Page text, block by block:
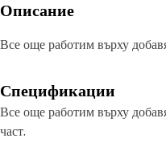
Описание
Все още работим върху
Спецификации
Все още работим върху
част.